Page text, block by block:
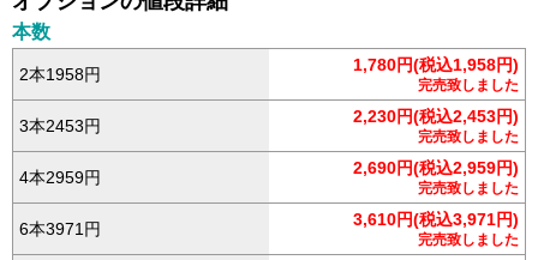
本数
2本1958円 1,780円(税込1,958円)
完売致しました
3本2453円 2,230円(税込2,453円)
完売致しました
4本2959円 2,690円(税込2,959円)
完売致しました
6本3971円 3,610円(税込3,971円)
完売致しました